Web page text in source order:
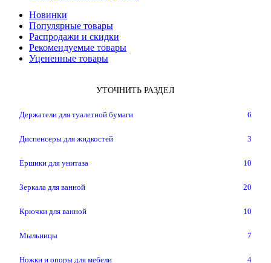
Новинки
Популярные товары
Распродажи и скидки
Рекомендуемые товары
Уцененные товары
УТОЧНИТЬ РАЗДЕЛ
Держатели для туалетной бумаги 6
Диспенсеры для жидкостей 3
Ершики для унитаза 10
Зеркала для ванной 20
Крючки для ванной 10
Мыльницы 7
Ножки и опоры для мебели 4